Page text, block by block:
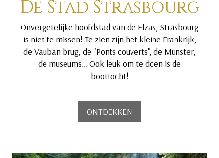
De Stad Strasbourg
Onvergetelijke hoofdstad van de Elzas, Strasbourg
is niet te missen! Te zien zijn het kleine Frankrijk,
de Vauban brug, de "Ponts couverts", de Munster,
de museums... Ook leuk om te doen is de
boottocht!
ONTDEKKEN